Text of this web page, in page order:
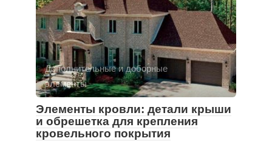
Дополнительные и доборные
элементы
Элементы кровли: детали крыши
и обрешетка для крепления
кровельного покрытия